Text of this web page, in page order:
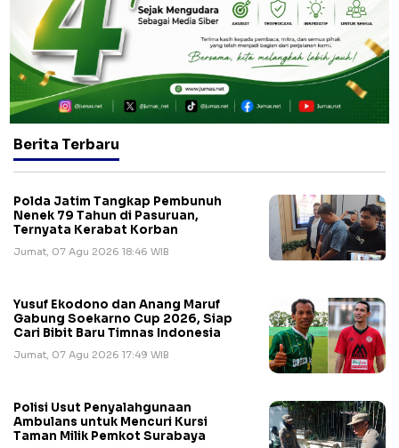
Berita Terbaru
Polda Jatim Tangkap Pembunuh
Nenek 79 Tahun di Pasuruan,
Ternyata Kerabat Korban
Jumat, 07 Agu 2026 18:46 WIB
Yusuf Ekodono dan Anang Maruf
Gabung Soekarno Cup 2026, Siap
Cari Bibit Baru Timnas Indonesia
Jumat, 07 Agu 2026 17:49 WIB
Polisi Usut Penyalahgunaan
Ambulans untuk Mencuri Kursi
Taman Milik Pemkot Surabaya